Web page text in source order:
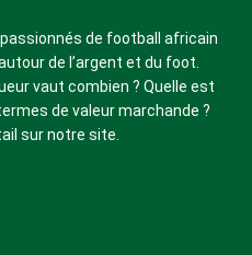
de football africain
de l’argent et du foot.
vaut combien ? Quelle est
de valeur marchande ?
sur notre site.